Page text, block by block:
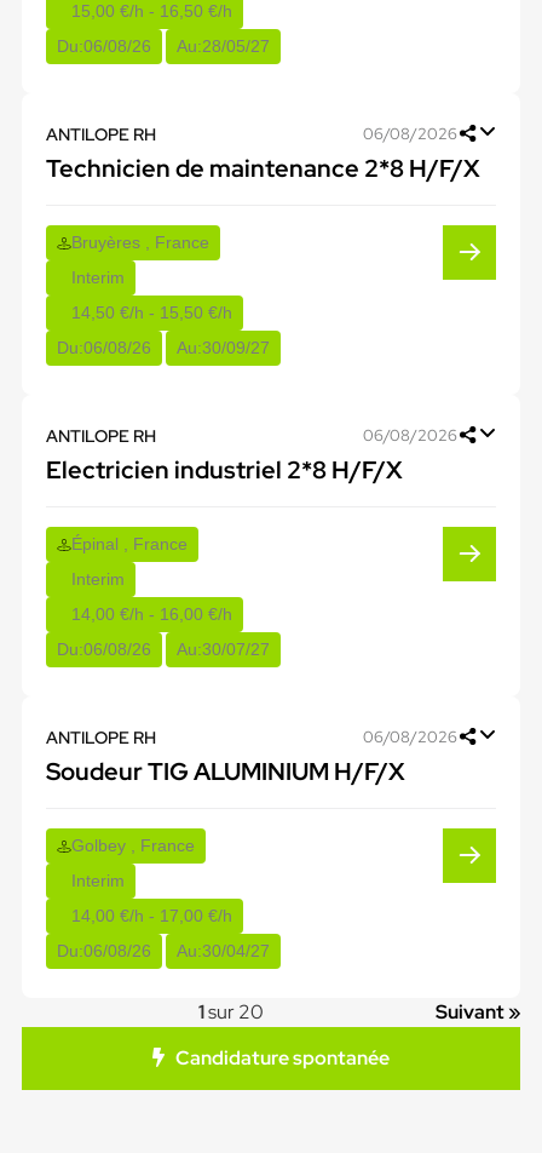
15,00 €/h - 16,50 €/h
Du:06/08/26 Au:28/05/27
ANTILOPE RH 06/08/2026
Technicien de maintenance 2*8 H/F/X
Bruyères , France
Interim
14,50 €/h - 15,50 €/h
Du:06/08/26 Au:30/09/27
ANTILOPE RH 06/08/2026
Electricien industriel 2*8 H/F/X
Épinal , France
Interim
14,00 €/h - 16,00 €/h
Du:06/08/26 Au:30/07/27
ANTILOPE RH 06/08/2026
Soudeur TIG ALUMINIUM H/F/X
Golbey , France
Interim
14,00 €/h - 17,00 €/h
Du:06/08/26 Au:30/04/27
1sur 20
Suivant »
Candidature spontanée